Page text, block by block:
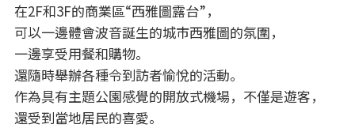
在2F和3F的商業區“西雅圖露台”，
可以一邊體會波音誕生的城市西雅圖的氛圍，
一邊享受用餐和購物。
還隨時舉辦各種令到訪者愉悅的活動。
作為具有主題公園感覺的開放式機場，不僅是遊客，
還受到當地居民的喜愛。